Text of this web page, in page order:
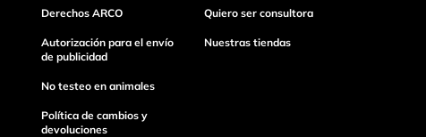
Derechos ARCO
Autorización para el envío
de publicidad
No testeo en animales
Política de cambios y
devoluciones
Quiero ser consultora
Nuestras tiendas